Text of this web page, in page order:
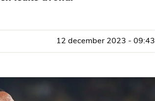
12 december 2023 - 09:43